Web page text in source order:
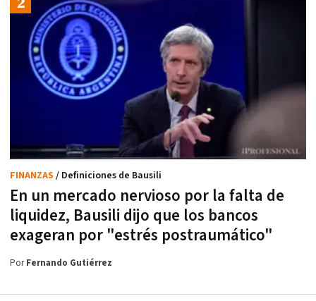
En un mercado nervioso por la falta de
liquidez, Bausili dijo que los bancos
exageran por "estrés postraumático"
FINANZAS / Definiciones de Bausili
PorFernando Gutiérrez